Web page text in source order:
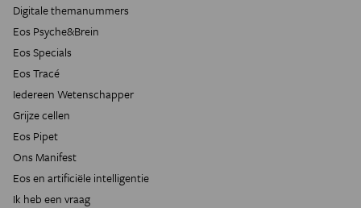
Digitale themanummers
Eos Psyche&Brein
Eos Specials
Eos Tracé
Iedereen Wetenschapper
Grijze cellen
Eos Pipet
Ons Manifest
Eos en artificiële intelligentie
Ik heb een vraag